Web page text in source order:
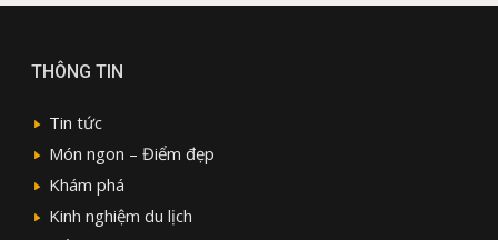
THÔNG TIN
Tin tức
Món ngon – Điểm đẹp
Khám phá
Kinh nghiệm du lịch